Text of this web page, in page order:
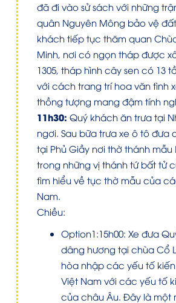
đã đi vào sử sách với những
quân Nguyên Mông bảo vệ
khách tiếp tục thăm quan
Minh, nơi có ngọn tháp được
1305, tháp hình cây sen có 13
với cách trang trí hoa văn tình
thồng tượng mang đậm tính
11h30: Quý khách ăn trưa tại
ngơi. Sau bữa trưa xe ô tô đưa
tại Phủ Giầy nơi thờ thánh mẫu
trong những vị thánh tứ bất tử
tìm hiểu về tục thờ mẫu của
Nam.
Chiều:
Option1:15h00: Xe đưa
dâng hương tại chùa Cổ
hòa nhập các yếu tố
Việt Nam với các yếu tố
của châu Âu. Đây là một